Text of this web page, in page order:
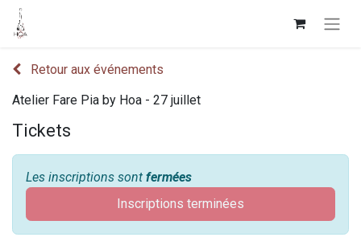
Retour aux événements
Atelier Fare Pia by Hoa - 27 juillet
Tickets
Les inscriptions sont fermées
Inscriptions terminées